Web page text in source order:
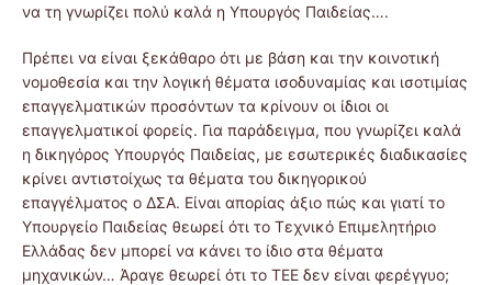
να τη γνωρίζει πολύ καλά η Υπουργός Παιδείας….
Πρέπει να είναι ξεκάθαρο ότι με βάση και την κοινοτική
νομοθεσία και την λογική θέματα ισοδυναμίας και ισοτιμίας
επαγγελματικών προσόντων τα κρίνουν οι ίδιοι οι
επαγγελματικοί φορείς. Για παράδειγμα, που γνωρίζει καλά
η δικηγόρος Υπουργός Παιδείας, με εσωτερικές διαδικασίες
κρίνει αντιστοίχως τα θέματα του δικηγορικού
επαγγέλματος ο ΔΣΑ. Είναι απορίας άξιο πώς και γιατί το
Υπουργείο Παιδείας θεωρεί ότι το Τεχνικό Επιμελητήριο
Ελλάδας δεν μπορεί να κάνει το ίδιο στα θέματα
μηχανικών… Άραγε θεωρεί ότι το ΤΕΕ δεν είναι φερέγγυο;